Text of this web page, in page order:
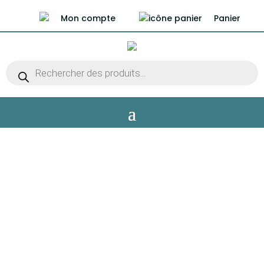
produits
Mon compte Panier